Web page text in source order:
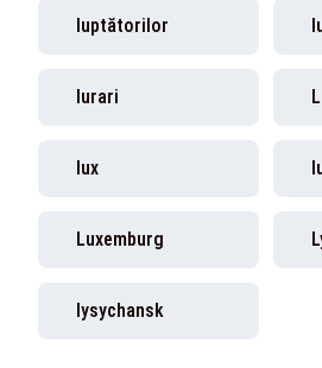
luptătorilor
lurari
lux
Luxemburg
lysychansk